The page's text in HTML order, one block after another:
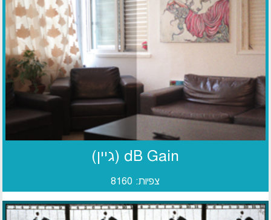
dB Gain (גיין)
צפיות: 8160